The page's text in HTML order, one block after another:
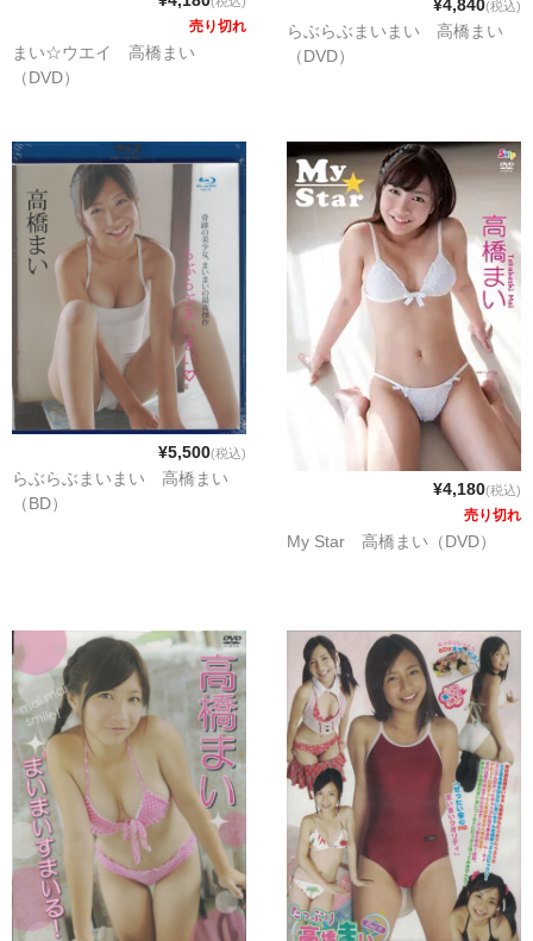
売り切れ
まい☆ウエイ 高橋まい
（DVD）
¥4,840(税込)
らぶらぶまいまい 高橋まい
（DVD）
¥5,500(税込)
らぶらぶまいまい 高橋まい
（BD）
¥4,180(税込)
売り切れ
My Star 高橋まい（DVD）